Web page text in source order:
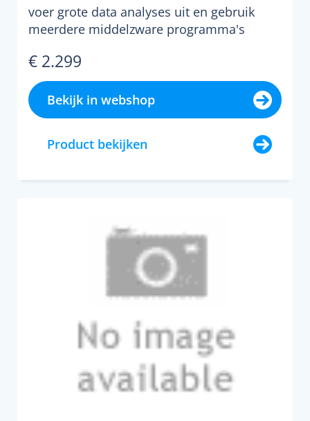
voer grote data analyses uit en gebruik
meerdere middelzware programma's
€ 2.299
Bekijk in webshop
Product bekijken